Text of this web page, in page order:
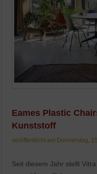
Eames Plastic
Kunststoff
veröffentlicht am Donnerstag,
Seit diesem Jahr stellt